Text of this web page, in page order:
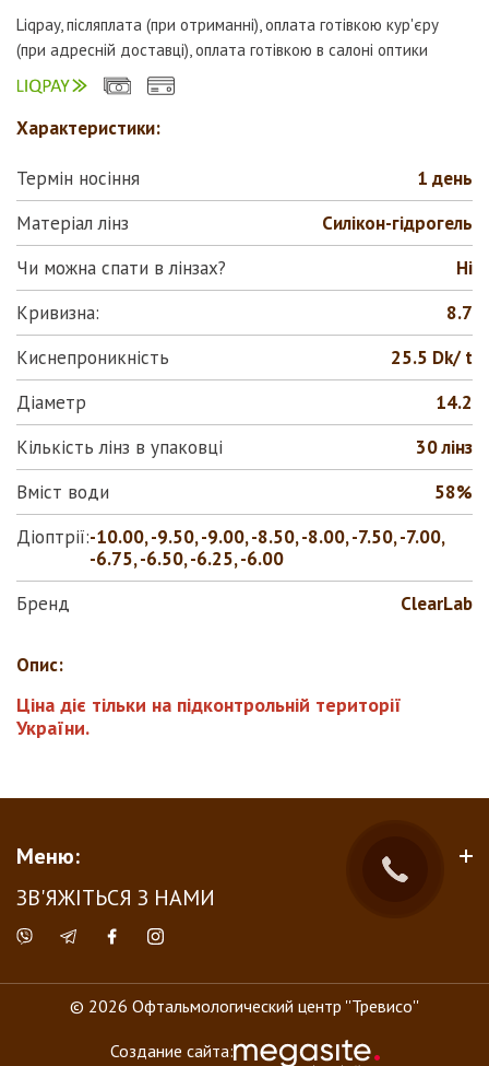
Liqpay, післяплата (при отриманні), оплата готівкою кур'єру
(при адресній доставці), оплата готівкою в салоні оптики
Характеристики:
Термін носіння
1 день
Матеріал лінз
Силікон-гідрогель
Чи можна спати в лінзах?
Ні
Кривизна:
8.7
Киснепроникність
25.5 Dk/ t
Діаметр
14.2
Кількість лінз в упаковці
30 лінз
Вміст води
58%
Діоптрії:-10.00, -9.50, -9.00, -8.50, -8.00, -7.50, -7.00,
-6.75, -6.50, -6.25, -6.00
Бренд
ClearLab
Опис:
Ціна діє тільки на підконтрольній території
України.
Меню:
ЗВ'ЯЖІТЬСЯ З НАМИ
© 2026 Офтальмологический центр ''Тревисо''
Создание сайта: